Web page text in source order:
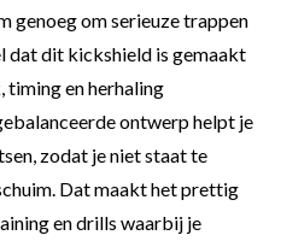
genoeg om serieuze trappen
dat dit kickshield is gemaakt
timing en herhaling
ontwerp helpt je
zodat je niet staat te
Dat maakt het prettig
en drills waarbij je